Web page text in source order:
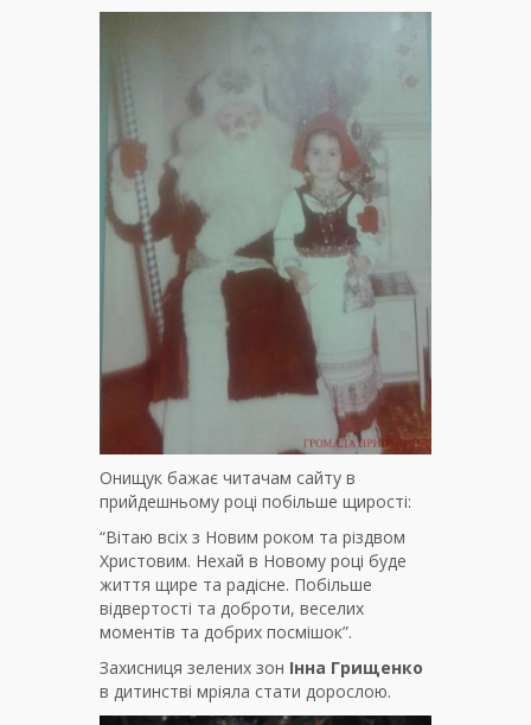
Онищук бажає читачам сайту в
прийдешньому році побільше щирості:
“Вітаю всіх з Новим роком та різдвом
Христовим. Нехай в Новому році буде
життя щире та радісне. Побільше
відвертості та доброти, веселих
моментів та добрих посмішок”.
Захисниця зелених зон Інна Грищенко
в дитинстві мріяла стати дорослою.